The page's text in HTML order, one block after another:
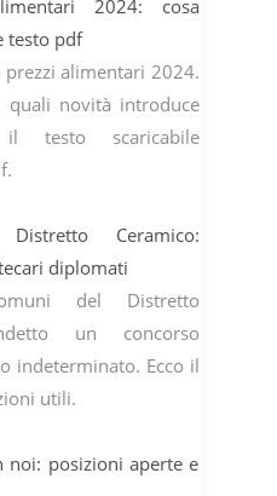
2024: cosa
testo pdf
prezzi alimentari 2024.
quali novità introduce
testo scaricabile
Ceramico:
diplomati
del Distretto
un concorso
indeterminato. Ecco il
utili.
noi: posizioni aperte e